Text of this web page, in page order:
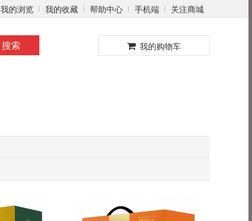
我的浏览 我的收藏 帮助中心 手机端 关注商城
搜索 我的购物车